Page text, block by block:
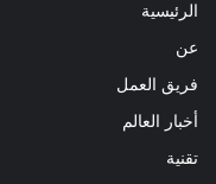
الرئيسية
عن
فريق العمل
أخبار العالم
تقنية